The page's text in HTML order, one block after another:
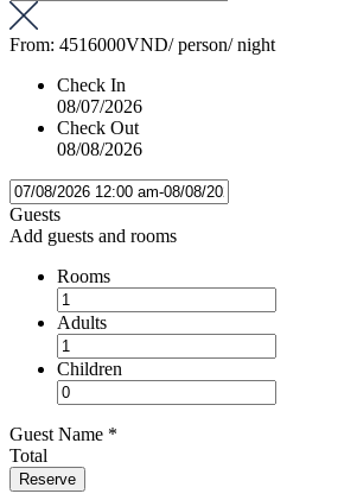
From: 4516000VND/ person/ night
Check In
08/07/2026
Check Out
08/08/2026
Guests
Add guests and rooms
Rooms
Adults
Children
Guest Name *
Total
Reserve